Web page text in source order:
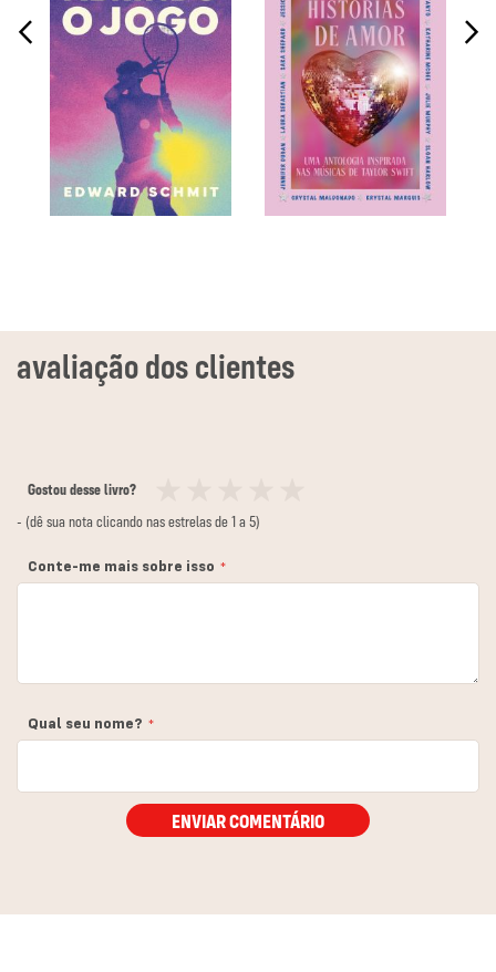
Gostou desse livro?
12
3
4
5
- (dê sua nota clicando nas estrelas de 1 a 5)
Conte-me mais sobre isso
Qual seu nome?
ENVIAR COMENTÁRIO